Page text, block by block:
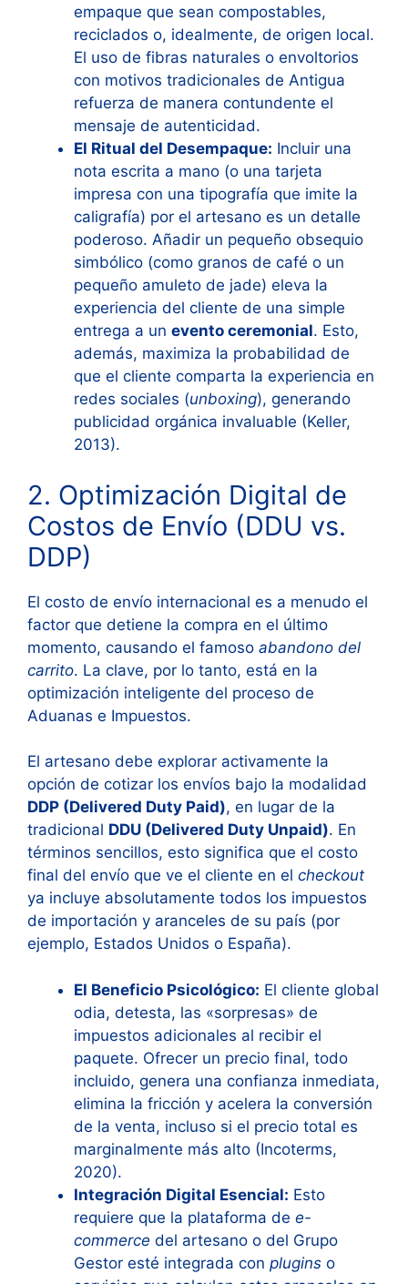
empaque que sean compostables,
reciclados o, idealmente, de origen local.
El uso de fibras naturales o envoltorios
con motivos tradicionales de Antigua
refuerza de manera contundente el
mensaje de autenticidad.
El Ritual del Desempaque: Incluir una
nota escrita a mano (o una tarjeta
impresa con una tipografía que imite la
caligrafía) por el artesano es un detalle
poderoso. Añadir un pequeño obsequio
simbólico (como granos de café o un
pequeño amuleto de jade) eleva la
experiencia del cliente de una simple
entrega a un evento ceremonial. Esto,
además, maximiza la probabilidad de
que el cliente comparta la experiencia en
redes sociales (unboxing), generando
publicidad orgánica invaluable (Keller,
2013).
2. Optimización Digital de
Costos de Envío (DDU vs.
DDP)
El costo de envío internacional es a menudo el
factor que detiene la compra en el último
momento, causando el famoso abandono del
carrito. La clave, por lo tanto, está en la
optimización inteligente del proceso de
Aduanas e Impuestos.
El artesano debe explorar activamente la
opción de cotizar los envíos bajo la modalidad
DDP (Delivered Duty Paid), en lugar de la
tradicional DDU (Delivered Duty Unpaid). En
términos sencillos, esto significa que el costo
final del envío que ve el cliente en el checkout
ya incluye absolutamente todos los impuestos
de importación y aranceles de su país (por
ejemplo, Estados Unidos o España).
El Beneficio Psicológico: El cliente global
odia, detesta, las «sorpresas» de
impuestos adicionales al recibir el
paquete. Ofrecer un precio final, todo
incluido, genera una confianza inmediata,
elimina la fricción y acelera la conversión
de la venta, incluso si el precio total es
marginalmente más alto (Incoterms,
2020).
Integración Digital Esencial: Esto
requiere que la plataforma de e-
commerce del artesano o del Grupo
Gestor esté integrada con plugins o